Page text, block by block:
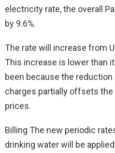
electricity rate, the overall
by 9.6%.
The rate will increase from
This increase is lower than
been because the
charges partially offsets the
prices.
Billing The new periodic
drinking water will be